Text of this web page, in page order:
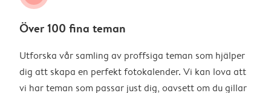
Över 100 fina teman
Utforska vår samling av proffsiga teman som hjälper
dig att skapa en perfekt fotokalender. Vi kan lova att
vi har teman som passar just dig, oavsett om du gillar